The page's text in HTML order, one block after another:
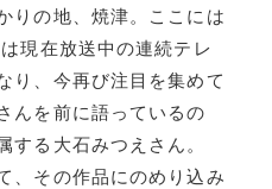
りの地、焼津。ここには
現在放送中の連続テレ
り、今再び注目を集めて
んを前に語っているの
する大石みつえさん。
、その作品にのめり込み